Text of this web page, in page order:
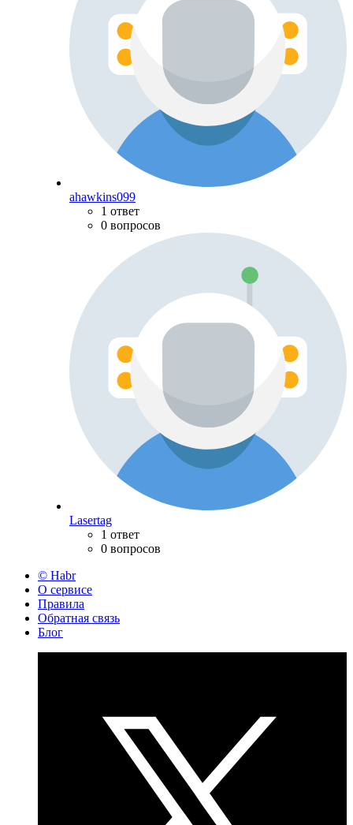
ahawkins099
1 ответ
0 вопросов
Lasertag
1 ответ
0 вопросов
© Habr
О сервисе
Правила
Обратная связь
Блог